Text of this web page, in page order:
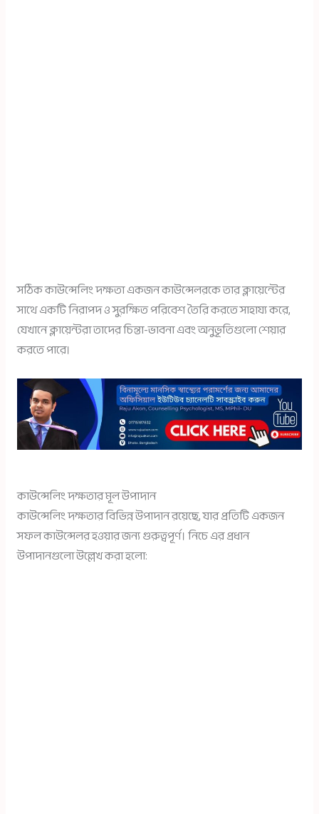
সঠিক কাউন্সেলিং দক্ষতা একজন কাউন্সেলরকে তার ক্লায়েন্টের
সাথে একটি নিরাপদ ও সুরক্ষিত পরিবেশ তৈরি করতে সাহায্য করে,
যেখানে ক্লায়েন্টরা তাদের চিন্তা-ভাবনা এবং অনুভূতিগুলো শেয়ার
করতে পারে।
কাউন্সেলিং দক্ষতার মূল উপাদান
কাউন্সেলিং দক্ষতার বিভিন্ন উপাদান রয়েছে, যার প্রতিটি একজন
সফল কাউন্সেলর হওয়ার জন্য গুরুত্বপূর্ণ। নিচে এর প্রধান
উপাদানগুলো উল্লেখ করা হলো: